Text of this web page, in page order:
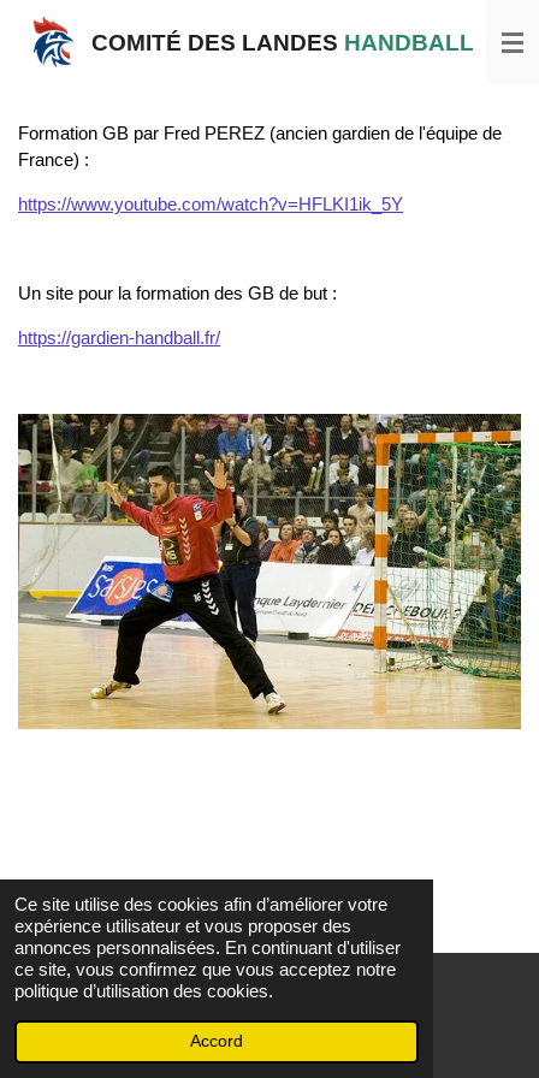
Ce site utilise des cookies afin d’améliorer votre
expérience utilisateur et vous proposer des
annonces personnalisées. En continuant d'utiliser
ce site, vous confirmez que vous acceptez notre
politique d’utilisation des cookies.
Accord
Passer
COMITÉ DES LANDES HANDBALL
Formation GB par Fred PEREZ (ancien gardien de l'équipe de
France) :
https://www.youtube.com/watch?v=HFLKI1ik_5Y
Un site pour la formation des GB de but :
https://gardien-handball.fr/
© 2022 - 2026 Comité des Landes Handball